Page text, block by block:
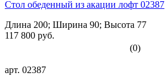
Стол обеденный из акации лофт 02387
Длина 200; Ширина 90; Высота 77
117 800 руб.
(0)
арт. 02387